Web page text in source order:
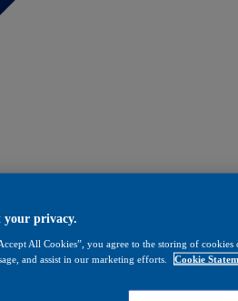
your privacy.
All Cookies”, you agree to the storing of
and assist in our marketing efforts.
Cookie